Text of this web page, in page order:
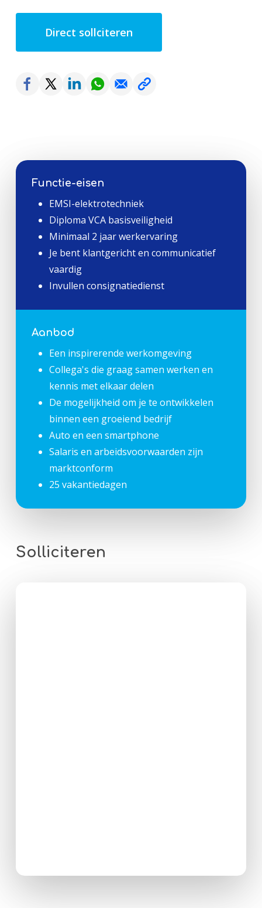
Direct sollciteren
Functie-eisen
EMSI-elektrotechniek
Diploma VCA basisveiligheid
Minimaal 2 jaar werkervaring
Je bent klantgericht en communicatief
vaardig
Invullen consignatiedienst
Aanbod
Een inspirerende werkomgeving
Collega's die graag samen werken en
kennis met elkaar delen
De mogelijkheid om je te ontwikkelen
binnen een groeiend bedrijf
Auto en een smartphone
Salaris en arbeidsvoorwaarden zijn
marktconform
25 vakantiedagen
Solliciteren